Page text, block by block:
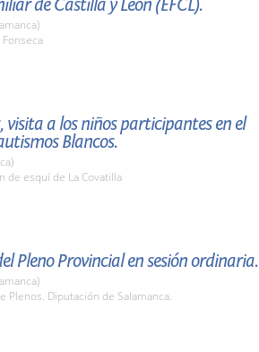
de Castilla y León (EFCL).
Fonseca
visita a los niños participantes en el
Blancos.
de esquí de La Covatilla
Pleno Provincial en sesión ordinaria.
Plenos. Diputación de Salamanca.